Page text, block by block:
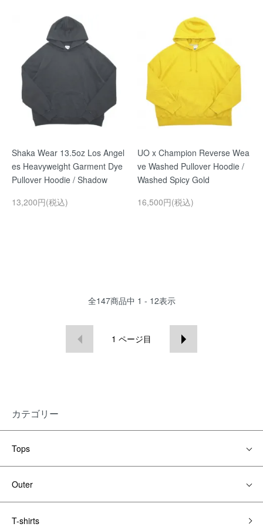
Shaka Wear 13.5oz Los Angel
es Heavyweight Garment Dye
Pullover Hoodie / Shadow
13,200円(税込)
UO x Champion Reverse Wea
ve Washed Pullover Hoodie /
Washed Spicy Gold
16,500円(税込)
全147商品中 1 - 12表示
1 ページ目
カテゴリー
Tops
Outer
T-shirts